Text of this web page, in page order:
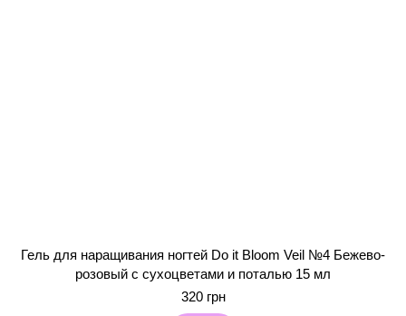
Гель для наращивания ногтей Do it Bloom Veil №4 Бежево-
розовый с сухоцветами и поталью 15 мл
320 грн